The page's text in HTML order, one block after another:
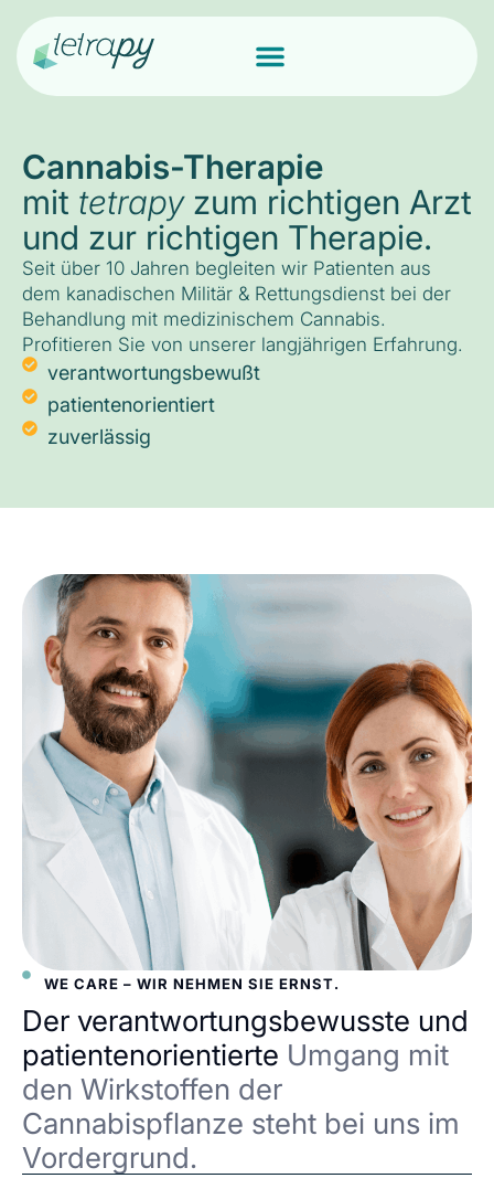
Cannabis-Therapie
mit tetrapyzum richtigen Arzt
und zur richtigen Therapie.
Seit über 10 Jahren begleiten wir Patienten aus
dem kanadischen Militär & Rettungsdienst bei der
Behandlung mit medizinischem Cannabis.
Profitieren Sie von unserer langjährigen Erfahrung.
verantwortungsbewußt
patientenorientiert
zuverlässig
WE CARE – WIR NEHMEN SIE ERNST.
Der verantwortungsbewusste und
patientenorientierte Umgang mit
den Wirkstoffen der
Cannabispflanze steht bei uns im
Vordergrund.